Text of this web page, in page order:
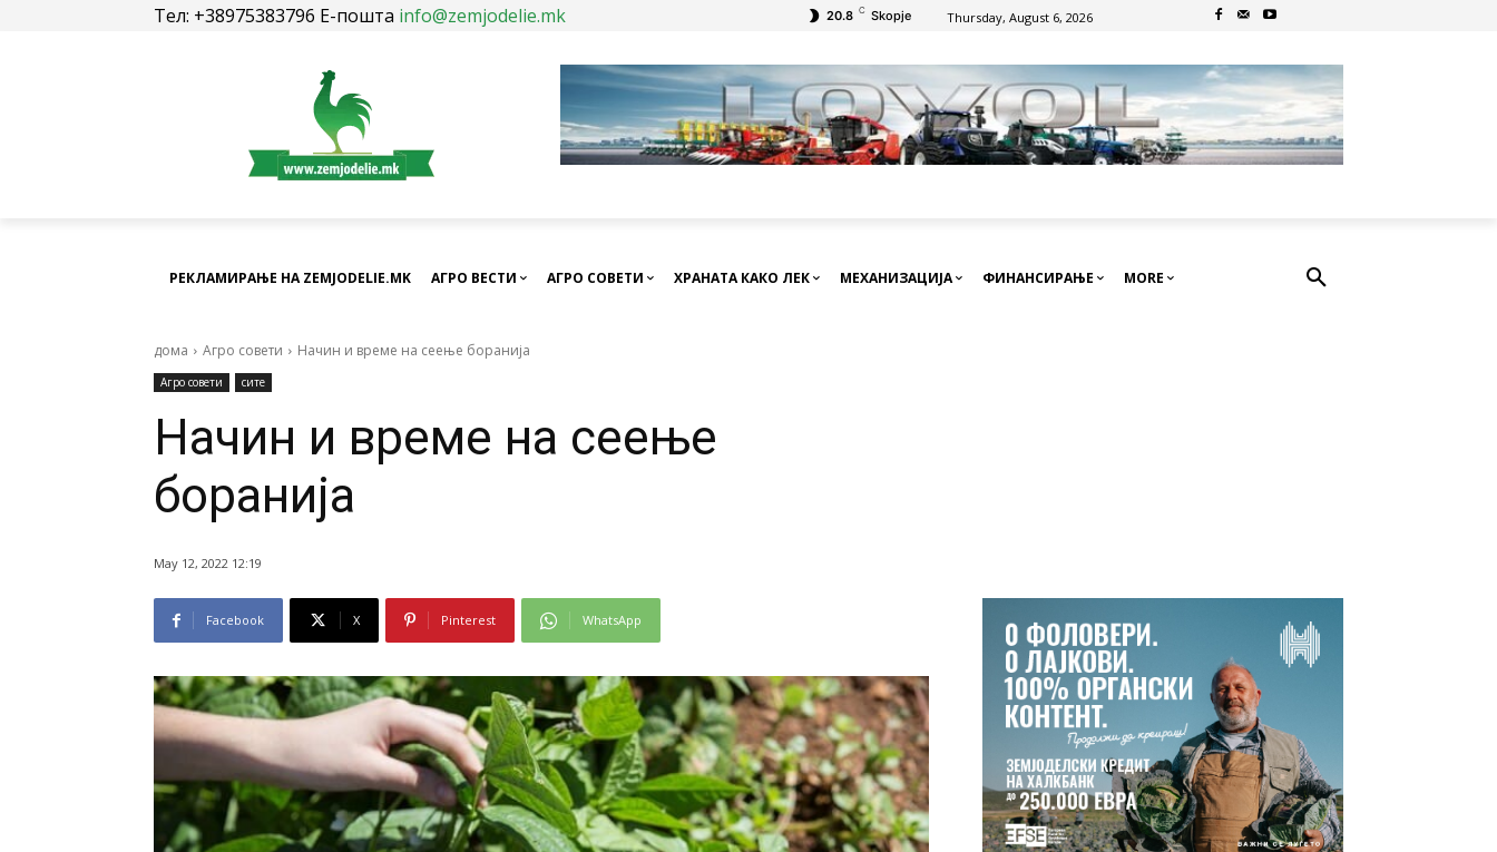
Тел: +38975383796 Е-пошта info@zemjodelie.mk 20.8 C Skopje Thursday, August 6, 2026
РЕКЛАМИРАЊЕ НА ZEMJODELIE.MK АГРО ВЕСТИ АГРО СОВЕТИ ХРАНАТА КАКО ЛЕК МЕХАНИЗАЦИЈА ФИНАНСИРАЊЕ MORE
дома Агро совети Начин и време на сеење боранија
Агро совети сите
Начин и време на сеење
боранија
May 12, 2022 12:19
Facebook X Pinterest WhatsApp